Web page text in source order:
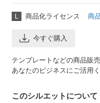
L 商品化ライセンス 商
今すぐ購入
テンプレートなどの商品販
あなたのビジネスにご活用く
このシルエットについて